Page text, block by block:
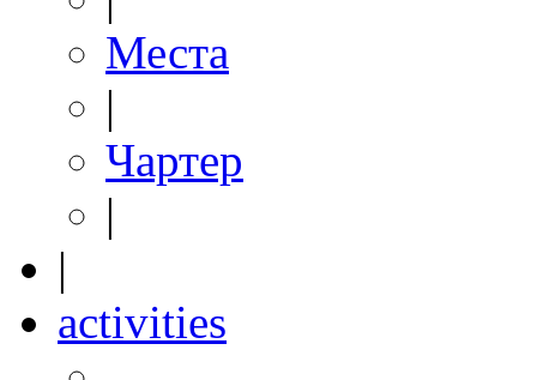
Места
|
Чартер
|
|
activities